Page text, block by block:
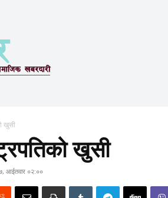
खुसी
खुसी
आईतवार ०२:००